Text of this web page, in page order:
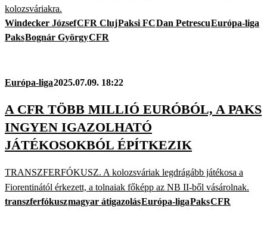
kolozsváriakra.
Windecker JózsefCFR ClujPaksi FCDan PetrescuEurópa-liga
PaksBognár GyörgyCFR
Európa-liga2025.07.09. 18:22
A CFR TÖBB MILLIÓ EURÓBÓL, A PAKS
INGYEN IGAZOLHATÓ
JÁTÉKOSOKBÓL ÉPÍTKEZIK
TRANSZFERFÓKUSZ. A kolozsváriak legdrágább játékosa a
Fiorentinától érkezett, a tolnaiak főképp az NB II-ből vásárolnak.
transzferfókuszmagyar átigazolásEurópa-ligaPaksCFR